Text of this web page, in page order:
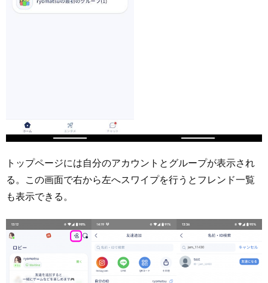
トップページには自分のアカウントとグループが表示され
る。この画面で右から左へスワイプを行うとフレンド一覧
も表示できる。